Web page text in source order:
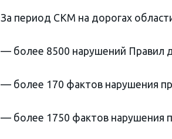
За период СКМ на дорогах
— более 8500 нарушений Правил
— более 170 фактов нарушения
— более 1750 фактов нарушения